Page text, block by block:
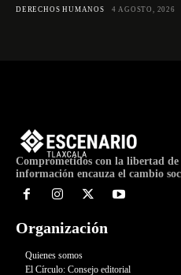
DERECHOS HUMANOS 4 AGOSTO, 2026
Comprometidos con la libertad de
información encauza el cambio
Organización
Quienes somos
El Círculo: Consejo editorial